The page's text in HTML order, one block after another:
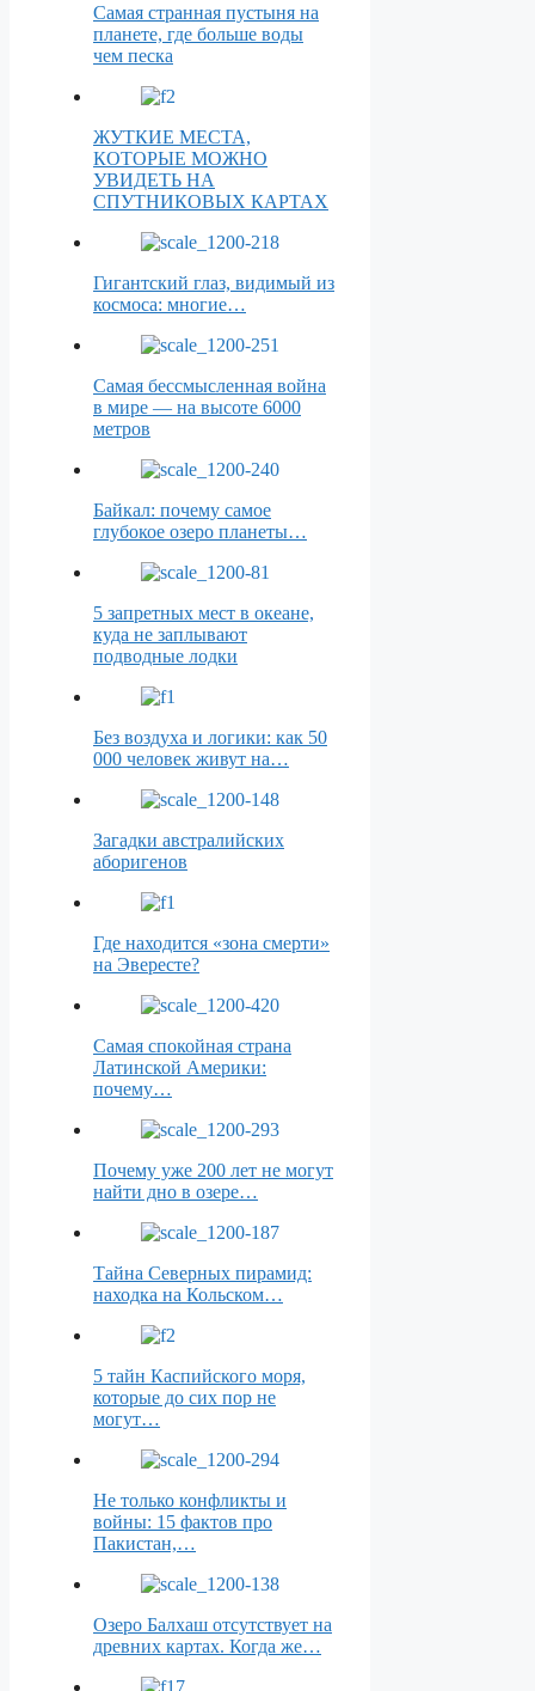
Самая странная пустыня на
планете, где больше воды
чем песка
ЖУТКИЕ МЕСТА,
КОТОРЫЕ МОЖНО
УВИДЕТЬ НА
СПУТНИКОВЫХ КАРТАХ
Гигантский глаз, видимый из
космоса: многие…
Самая бессмысленная война
в мире — на высоте 6000
метров
Байкал: почему самое
глубокое озеро планеты…
5 запретных мест в океане,
куда не заплывают
подводные лодки
Без воздуха и логики: как 50
000 человек живут на…
Загадки австралийских
аборигенов
Где находится «зона смерти»
на Эвересте?
Самая спокойная страна
Латинской Америки:
почему…
Почему уже 200 лет не могут
найти дно в озере…
Тайна Северных пирамид:
находка на Кольском…
5 тайн Каспийского моря,
которые до сих пор не
могут…
Не только конфликты и
войны: 15 фактов про
Пакистан,…
Озеро Балхаш отсутствует на
древних картах. Когда же…